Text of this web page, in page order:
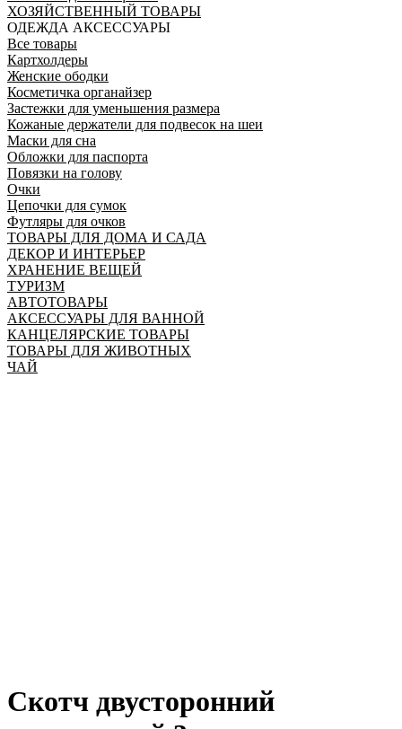
ХОЗЯЙСТВЕННЫЙ ТОВАРЫ
ОДЕЖДА АКСЕССУАРЫ
Все товары
Картхолдеры
Женские ободки
Косметичка органайзер
Застежки для уменьшения размера
Кожаные держатели для подвесок на шеи
Маски для сна
Обложки для паспорта
Повязки на голову
Очки
Цепочки для сумок
Футляры для очков
ТОВАРЫ ДЛЯ ДОМА И САДА
ДЕКОР И ИНТЕРЬЕР
ХРАНЕНИЕ ВЕЩЕЙ
ТУРИЗМ
АВТОТОВАРЫ
АКСЕССУАРЫ ДЛЯ ВАННОЙ
КАНЦЕЛЯРСКИЕ ТОВАРЫ
ТОВАРЫ ДЛЯ ЖИВОТНЫХ
ЧАЙ
Скотч двусторонний